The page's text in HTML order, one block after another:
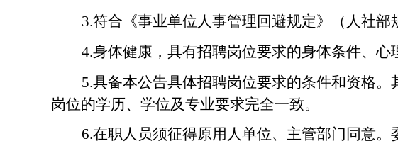
3.符合《事业单位人事管理回避规定》 （ 人社部
4.身体健康， 具有招聘岗位要求的身体条件、心
5.具备本公告具体招聘岗位要求的条件和资格
岗位的学历、学位及专业要求完全一致。
6.在职人员须征得原用人单位、主管部门同意